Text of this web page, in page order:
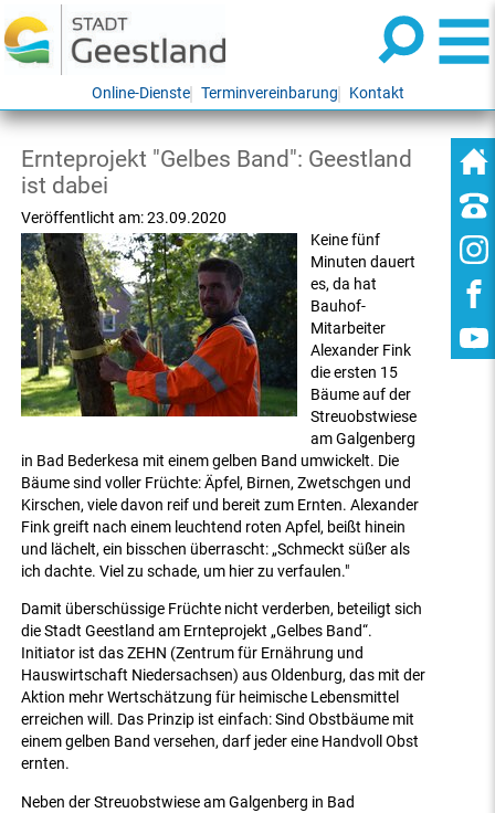
Online-Dienste Terminvereinbarung Kontakt
Ernteprojekt "Gelbes Band": Geestland
ist dabei
Veröffentlicht am:23.09.2020
Keine fünf
Minuten dauert
es, da hat
Bauhof-
Mitarbeiter
Alexander Fink
die ersten 15
Bäume auf der
Streuobstwiese
am Galgenberg
in Bad Bederkesa mit einem gelben Band umwickelt. Die
Bäume sind voller Früchte: Äpfel, Birnen, Zwetschgen und
Kirschen, viele davon reif und bereit zum Ernten. Alexander
Fink greift nach einem leuchtend roten Apfel, beißt hinein
und lächelt, ein bisschen überrascht: „Schmeckt süßer als
ich dachte. Viel zu schade, um hier zu verfaulen."
Damit überschüssige Früchte nicht verderben, beteiligt sich
die Stadt Geestland am Ernteprojekt „Gelbes Band“.
Initiator ist das ZEHN (Zentrum für Ernährung und
Hauswirtschaft Niedersachsen) aus Oldenburg, das mit der
Aktion mehr Wertschätzung für heimische Lebensmittel
erreichen will. Das Prinzip ist einfach: Sind Obstbäume mit
einem gelben Band versehen, darf jeder eine Handvoll Obst
ernten.
Neben der Streuobstwiese am Galgenberg in Bad